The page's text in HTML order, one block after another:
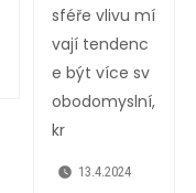
sféře vlivu mí
vají tendenc
e být více sv
obodomyslní,
kr
13.4.2024